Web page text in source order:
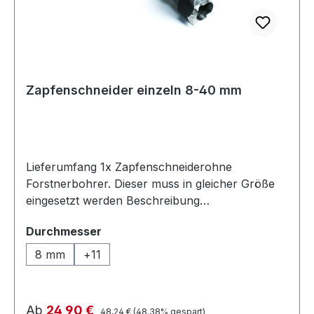
Zapfenschneider einzeln 8-40 mm
Lieferumfang 1x Zapfenschneiderohne
Forstnerbohrer. Dieser muss in gleicher Größe
eingesetzt werden Beschreibung
Zapfenbohrer genannt wurden ursprünglich
verwendet um Bohrlöcher nahezu unsichtbar zu
verschließen und auch gegen
Durchmesser
8 mm
+11
Verkaufspreis:
Ab 24,90 € Regulärer Preis:
48,24 € (48.38% gespart)